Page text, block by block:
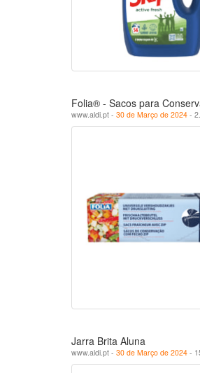
Folia® - Sacos para
www.aldi.pt - 30 de Março de 2024 -
Jarra Brita Aluna
www.aldi.pt - 30 de Março de 2024 -